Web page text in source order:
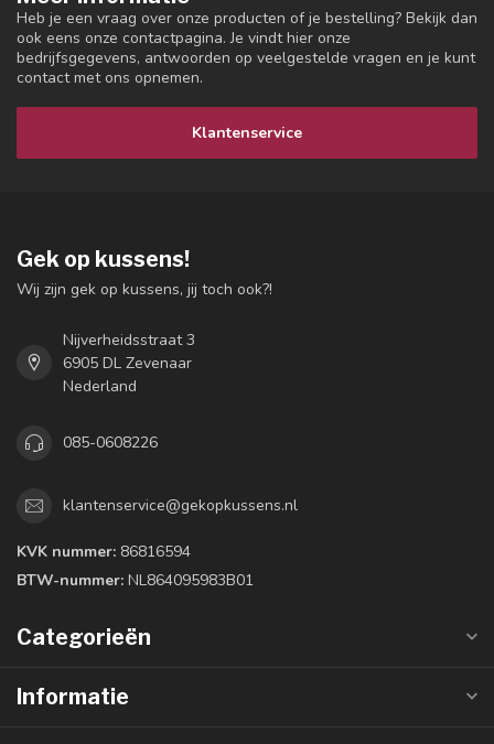
Heb je een vraag over onze producten of je bestelling? Bekijk dan
ook eens onze contactpagina. Je vindt hier onze
bedrijfsgegevens, antwoorden op veelgestelde vragen en je kunt
contact met ons opnemen.
Klantenservice
Gek op kussens!
Wij zijn gek op kussens, jij toch ook?!
Nijverheidsstraat 3
6905 DL Zevenaar
Nederland
085-0608226
klantenservice@gekopkussens.nl
KVK nummer: 86816594
BTW-nummer: NL864095983B01
Categorieën
Informatie